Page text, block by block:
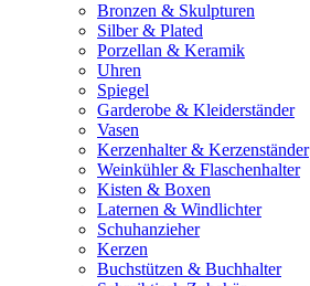
Bronzen & Skulpturen
Silber & Plated
Porzellan & Keramik
Uhren
Spiegel
Garderobe & Kleiderständer
Vasen
Kerzenhalter & Kerzenständer
Weinkühler & Flaschenhalter
Kisten & Boxen
Laternen & Windlichter
Schuhanzieher
Kerzen
Buchstützen & Buchhalter